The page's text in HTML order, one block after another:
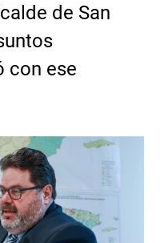
de San
con ese